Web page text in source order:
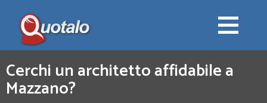
Cerchi un architetto affidabile a
Mazzano?